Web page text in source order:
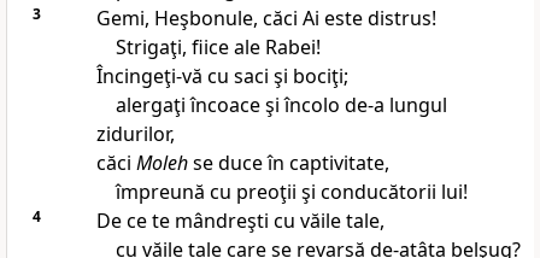
3
Gemi, Heşbonule, căci Ai este distrus!
Strigaţi, fiice ale Rabei!
Încingeţi-vă cu saci şi bociţi;
alergaţi încoace şi încolo de-a lungul
zidurilor,
căci Molehse duce în captivitate,
împreună cu preoţii şi conducătorii lui!
4
De ce te mândreşti cu văile tale,
cu văile tale care se revarsă de-atâta belşug?